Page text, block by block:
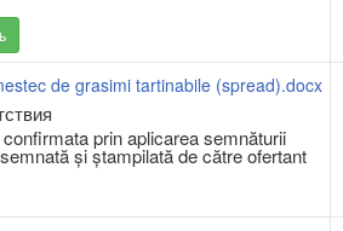
de grasimi tartinabile (spread).docx
prin aplicarea semnăturii
și ștampilată de către ofertant